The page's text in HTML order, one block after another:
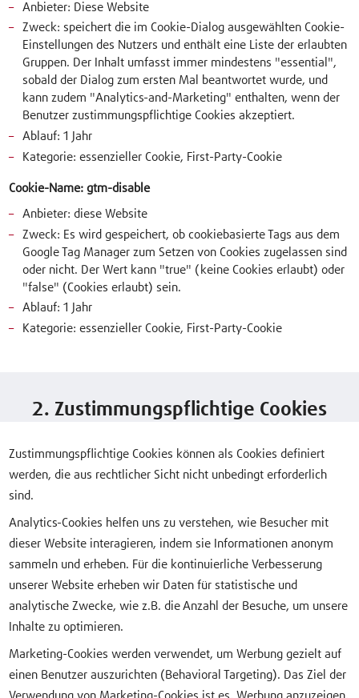
Anbieter: Diese Website
Zweck: speichert die im Cookie-Dialog ausgewählten Cookie-
Einstellungen des Nutzers und enthält eine Liste der erlaubten
Gruppen. Der Inhalt umfasst immer mindestens "essential",
sobald der Dialog zum ersten Mal beantwortet wurde, und
kann zudem "Analytics-and-Marketing" enthalten, wenn der
Benutzer zustimmungspflichtige Cookies akzeptiert.
Ablauf: 1 Jahr
Kategorie: essenzieller Cookie, First-Party-Cookie
Cookie-Name: gtm-disable
Anbieter: diese Website
Zweck: Es wird gespeichert, ob cookiebasierte Tags aus dem
Google Tag Manager zum Setzen von Cookies zugelassen sind
oder nicht. Der Wert kann "true" (keine Cookies erlaubt) oder
"false" (Cookies erlaubt) sein.
Ablauf: 1 Jahr
Kategorie: essenzieller Cookie, First-Party-Cookie
2. Zustimmungspflichtige Cookies
Zustimmungspflichtige Cookies können als Cookies definiert
werden, die aus rechtlicher Sicht nicht unbedingt erforderlich
sind.
Analytics-Cookies helfen uns zu verstehen, wie Besucher mit
dieser Website interagieren, indem sie Informationen anonym
sammeln und erheben. Für die kontinuierliche Verbesserung
unserer Website erheben wir Daten für statistische und
analytische Zwecke, wie z.B. die Anzahl der Besuche, um unsere
Inhalte zu optimieren.
Marketing-Cookies werden verwendet, um Werbung gezielt auf
einen Benutzer auszurichten (Behavioral Targeting). Das Ziel der